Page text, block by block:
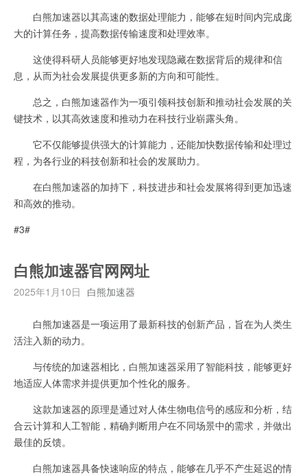
白熊加速器以其高速的数据处理能力，能够在短时间内完成庞
大的计算任务，提高数据传输速度和处理效率。
这使得科研人员能够更好地发现隐藏在数据背后的规律和信
息，从而为社会发展提供更多新的方向和可能性。
总之，白熊加速器作为一项引领科技创新和推动社会发展的关
键技术，以其高效速度和推动力在科技行业崭露头角。
它不仅能够提供强大的计算能力，还能加快数据传输和处理过
程，为各行业的科技创新和社会的发展助力。
在白熊加速器的加持下，科技进步和社会发展将得到更加迅速
和高效的推动。
#3#
白熊加速器官网网址
2025年1月10日 白熊加速器
白熊加速器是一项运用了最新科技的创新产品，旨在为人类生
活注入新的动力。
与传统的加速器相比，白熊加速器采用了智能科技，能够更好
地适应人体需求并提供更加个性化的服务。
这款加速器的原理是通过对人体生物电信号的感应和分析，结
合云计算和人工智能，精确判断用户在不同场景中的需求，并做出
最佳的反馈。
白熊加速器具备快速响应的特点，能够在几乎不产生延迟的情